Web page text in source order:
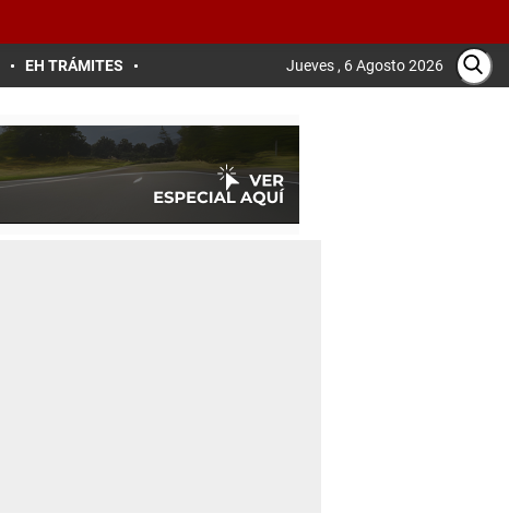
EH TRÁMITES Jueves , 6 Agosto 2026